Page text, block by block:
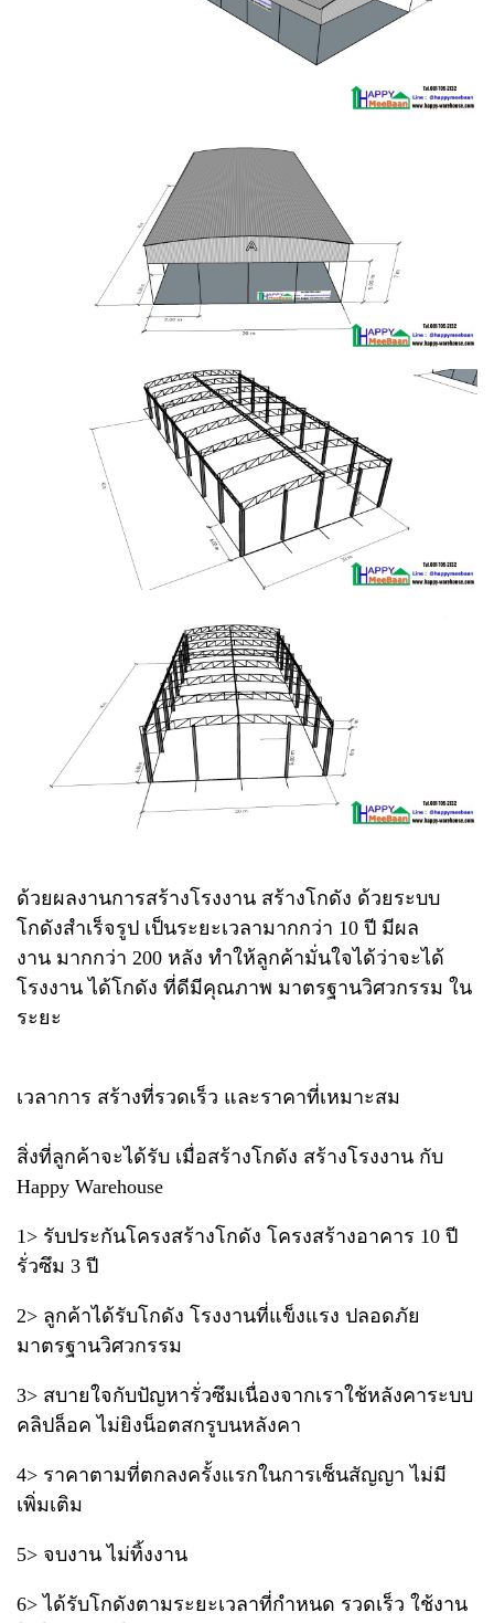
ด้วยผลงานการสร้างโรงงาน สร้างโกดัง ด้วยระบบ
โกดังสำเร็จรูป เป็นระยะเวลามากกว่า 10 ปี มีผล
งาน มากกว่า 200 หลัง ทำให้ลูกค้ามั่นใจได้ว่าจะได้
โรงงาน ได้โกดัง ที่ดีมีคุณภาพ มาตรฐานวิศวกรรม ใน
ระยะ
เวลาการ สร้างที่รวดเร็ว และราคาที่เหมาะสม
สิ่งที่ลูกค้าจะได้รับ เมื่อสร้างโกดัง สร้างโรงงาน กับ
Happy Warehouse
1> รับประกันโครงสร้างโกดัง โครงสร้างอาคาร 10 ปี
รั่วซึม 3 ปี
2> ลูกค้าได้รับโกดัง โรงงานที่แข็งแรง ปลอดภัย
มาตรฐานวิศวกรรม
3> สบายใจกับปัญหารั่วซึมเนื่องจากเราใช้หลังคาระบบ
คลิปล็อค ไม่ยิงน็อตสกรูบนหลังคา
4> ราคาตามที่ตกลงครั้งแรกในการเซ็นสัญญา ไม่มี
เพิ่มเติม
5> จบงาน ไม่ทิ้งงาน
6> ได้รับโกดังตามระยะเวลาที่กำหนด รวดเร็ว ใช้งาน